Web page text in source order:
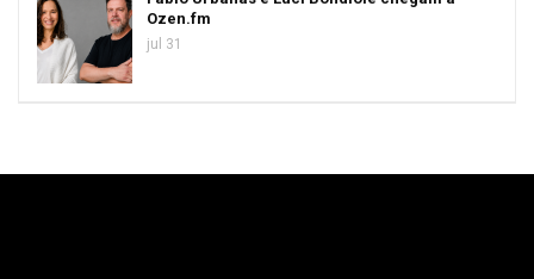
Ozen.fm
jul 31